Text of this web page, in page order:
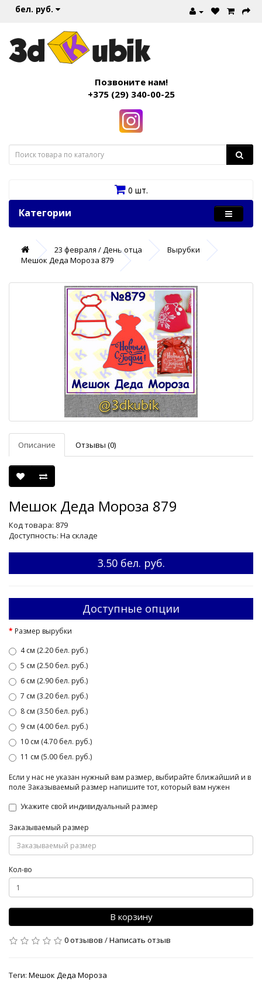
бел. руб.
Позвоните нам!
+375 (29) 340-00-25
0 шт.
Категории
23 февраля / День отца
Вырубки
Мешок Деда Мороза 879
Описание Отзывы (0)
Мешок Деда Мороза 879
Код товара: 879
Доступность: На складе
3.50 бел. руб.
Доступные опции
Размер вырубки
4 см (2.20 бел. руб.)
5 см (2.50 бел. руб.)
6 см (2.90 бел. руб.)
7 см (3.20 бел. руб.)
8 см (3.50 бел. руб.)
9 см (4.00 бел. руб.)
10 см (4.70 бел. руб.)
11 см (5.00 бел. руб.)
Если у нас не указан нужный вам размер, выбирайте ближайший и в
поле Заказываемый размер напишите тот, который вам нужен
Укажите свой индивидуальный размер
Заказываемый размер
Кол-во
В корзину
0 отзывов /Написать отзыв
Теги: Мешок Деда Мороза